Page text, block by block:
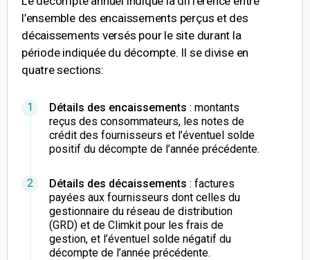
l’ensemble des encaissements perçus et des
décaissements versés pour le site durant la
période indiquée du décompte. Il se divise en
quatre sections:
Détails des encaissements : montants
reçus des consommateurs, les notes de
crédit des fournisseurs et l’éventuel solde
positif du décompte de l’année précédente.
Détails des décaissements : factures
payées aux fournisseurs dont celles du
gestionnaire du réseau de distribution
(GRD) et de Climkit pour les frais de
gestion, et l’éventuel solde négatif du
décompte de l’année précédente.